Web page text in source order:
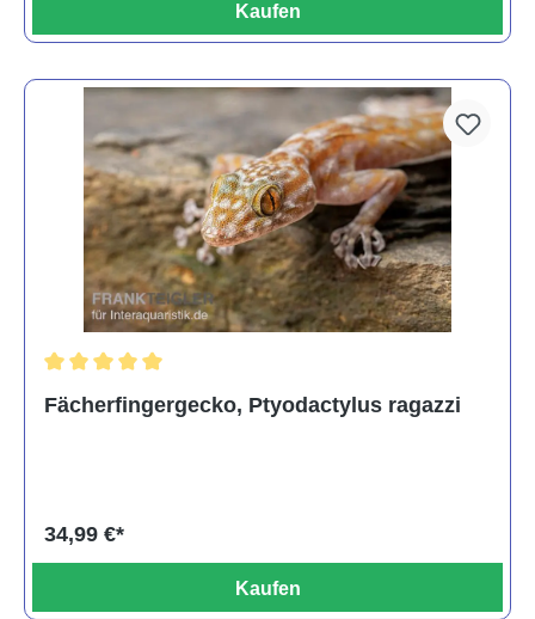
Kaufen
Fächerfingergecko, Ptyodactylus ragazzi
34,99 €*
Kaufen